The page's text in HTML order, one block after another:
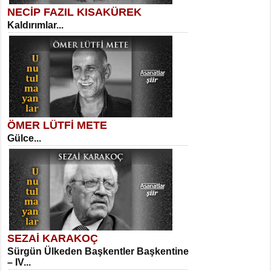
SELAHATTİN YILDIZ
İnsanın Zindanı...
MEHMET TAŞTAN
Vagon’da Bir Şairle...
SITKI CANEY
Oruçla Devrim ve Özgürlüğe…...
Sibel Orhan
İki Kırık Boşluk...
Meral Yağmur
Eski Bir Şiir...
NECİP FAZIL KISAKÜREK
Kaldırımlar...
ÖMER LÜTFİ METE
Gülce...
SEZAİ KARAKOÇ
Sürgün Ülkeden Başkentler Başkentine
– IV...